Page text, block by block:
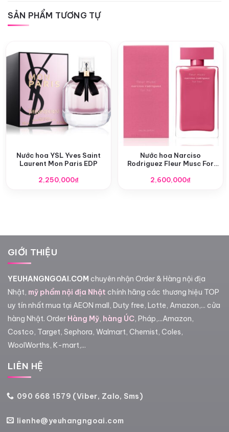
SẢN PHẨM TƯƠNG TỰ
Nước hoa YSL Yves Saint
Laurent Mon Paris EDP
2,250,000₫
Nước hoa Narciso
Rodriguez Fleur Musc For
2,600,000₫
GIỚI THIỆU
YEUHANGNGOAI.COM chuyên nhận Order & Hàng nội địa
Nhật, mỹ phẩm nội địa Nhật chính hãng các thương hiệu TOP
uy tín nhất mua tại AEON mall, Duty free, Lotte, Amazon,... cửa
hàng Nhật. Order Hàng Mỹ, hàng ÚC, Pháp,...Amazon,
Costco, Target, Sephora, Walmart, Chemist, Coles,
WoolWorths, K-mart,...
LIÊN HỆ
090 668 1579 (Viber, Zalo, Sms)
lienhe@yeuhangngoai.com